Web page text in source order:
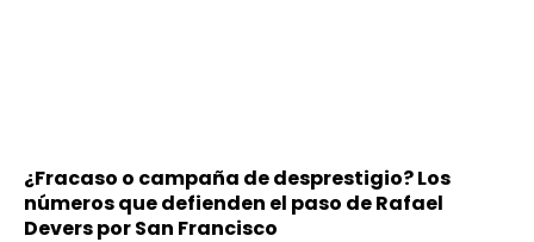
¿Fracaso o campaña de desprestigio? Los
números que defienden el paso de Rafael
Devers por San Francisco